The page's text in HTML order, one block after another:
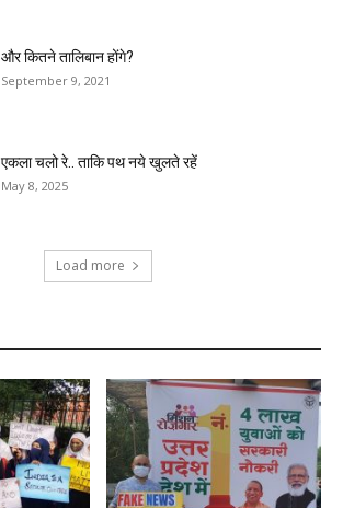
और कितने तालिबान होंगे?
September 9, 2021
एकला चलो रे.. ताकि पथ नये खुलते रहें
May 8, 2025
Load more